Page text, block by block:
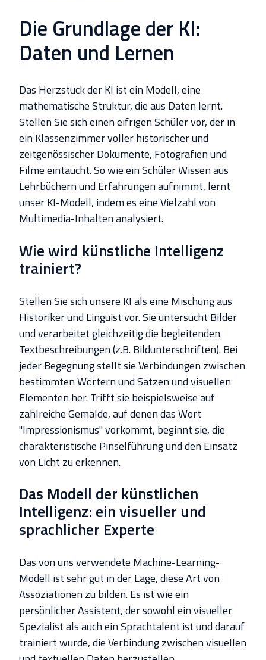
Die Grundlage der KI:
Daten und Lernen
Das Herzstück der KI ist ein Modell, eine
mathematische Struktur, die aus Daten lernt.
Stellen Sie sich einen eifrigen Schüler vor, der in
ein Klassenzimmer voller historischer und
zeitgenössischer Dokumente, Fotografien und
Filme eintaucht. So wie ein Schüler Wissen aus
Lehrbüchern und Erfahrungen aufnimmt, lernt
unser KI-Modell, indem es eine Vielzahl von
Multimedia-Inhalten analysiert.
Wie wird künstliche Intelligenz
trainiert?
Stellen Sie sich unsere KI als eine Mischung aus
Historiker und Linguist vor. Sie untersucht Bilder
und verarbeitet gleichzeitig die begleitenden
Textbeschreibungen (z.B. Bildunterschriften). Bei
jeder Begegnung stellt sie Verbindungen zwischen
bestimmten Wörtern und Sätzen und visuellen
Elementen her. Trifft sie beispielsweise auf
zahlreiche Gemälde, auf denen das Wort
"Impressionismus" vorkommt, beginnt sie, die
charakteristische Pinselführung und den Einsatz
von Licht zu erkennen.
Das Modell der künstlichen
Intelligenz: ein visueller und
sprachlicher Experte
Das von uns verwendete Machine-Learning-
Modell ist sehr gut in der Lage, diese Art von
Assoziationen zu bilden. Es ist wie ein
persönlicher Assistent, der sowohl ein visueller
Spezialist als auch ein Sprachtalent ist und darauf
trainiert wurde, die Verbindung zwischen visuellen